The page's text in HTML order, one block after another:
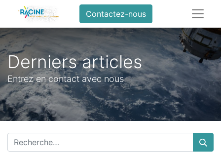
Contactez-nous
Derniers articles
Entrez en contact avec nous